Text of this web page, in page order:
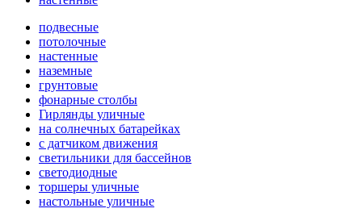
подвесные
потолочные
настенные
наземные
грунтовые
фонарные столбы
Гирлянды уличные
на солнечных батарейках
с датчиком движения
светильники для бассейнов
светодиодные
торшеры уличные
настольные уличные